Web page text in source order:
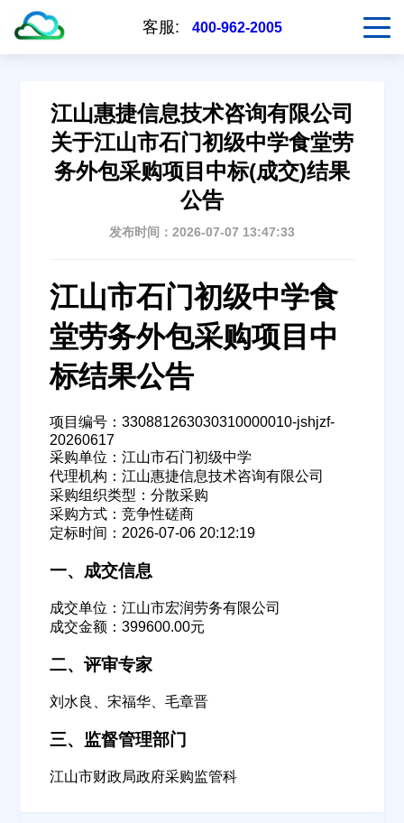
客服: 400-962-2005
江山惠捷信息技术咨询有限公司
关于江山市石门初级中学食堂劳
务外包采购项目中标(成交)结果
公告
发布时间：2026-07-07 13:47:33
江山市石门初级中学食
堂劳务外包采购项目中
标结果公告
项目编号：330881263030310000010-jshjzf-
20260617
采购单位：江山市石门初级中学
代理机构：江山惠捷信息技术咨询有限公司
采购组织类型：分散采购
采购方式：竞争性磋商
定标时间：2026-07-06 20:12:19
一、成交信息
成交单位：江山市宏润劳务有限公司
成交金额：399600.00元
二、评审专家
刘水良、宋福华、毛章晋
三、监督管理部门
江山市财政局政府采购监管科
欢迎入驻供应商